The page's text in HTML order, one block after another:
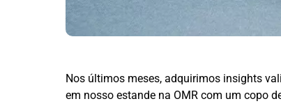
Nos últimos meses, adquirimos insights
em nosso estande na OMR com um copo